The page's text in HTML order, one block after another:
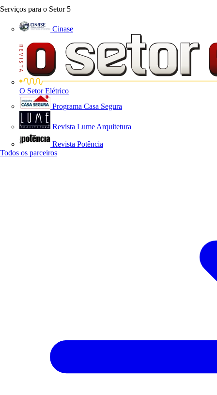
Serviços para o Setor 5
Cinase
O Setor Elétrico
Programa Casa Segura
Revista Lume Arquitetura
Revista Potência
Todos os parceiros